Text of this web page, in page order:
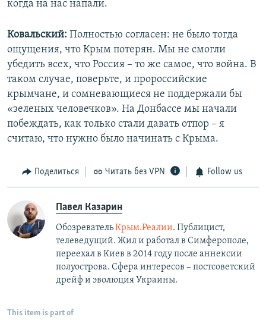
когда на нас напали.
Ковальский: Полностью согласен: не было тогда
ощущения, что Крым потерян. Мы не смогли
убедить всех, что Россия – то же самое, что война. В
таком случае, поверьте, и пророссийские
крымчане, и сомневающиеся не поддержали бы
«зеленых человечков». На Донбассе мы начали
побеждать, как только стали давать отпор – я
считаю, что нужно было начинать с Крыма.
Поделиться Читать без VPN Follow us
Павел Казарин
ОбозревательКрым.Реалии. Публицист,
телеведущий. Жил и работал в Симферополе,
переехал в Киев в 2014 году после аннексии
полуострова. Сфера интересов – постсоветский
дрейф и эволюция Украины.
This item is part of